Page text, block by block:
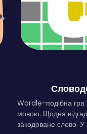
Wordle-подібна гра
мовою. Щодня
закодоване слово.